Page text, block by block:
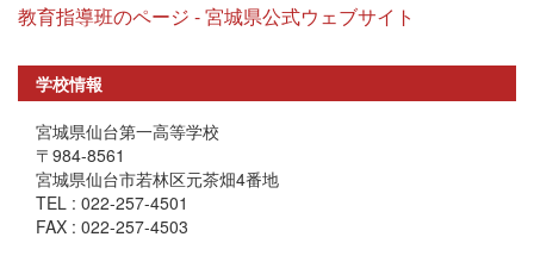
教育指導班のページ - 宮城県公式ウェブサイト
学校情報
宮城県仙台第一高等学校
〒984-8561
宮城県仙台市若林区元茶畑4番地
TEL : 022-257-4501
FAX : 022-257-4503